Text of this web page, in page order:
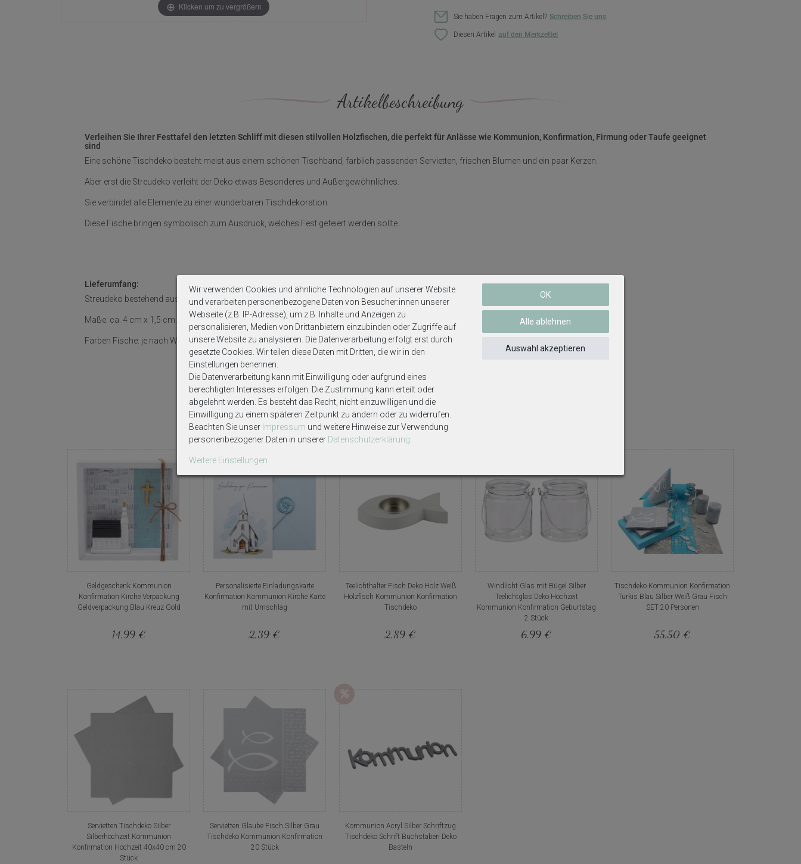
Klicken um zu vergrößern
Sie haben Fragen zum Artikel? Schreiben Sie uns
Diesen Artikel
Artikelbeschreibung
Verleihen Sie Ihrer Festtafel den letzten Schliff mit diesen stilvollen Holzfischen, die perfekt für Anlässe wie Kommunion, Konfirmation, Firmung oder Taufe geeignet
sind
Eine schöne Tischdeko besteht meist aus einem schönen Tischband, farblich passenden Servietten, frischen Blumen und ein paar Kerzen.
Aber erst die Streudeko verleiht der Deko etwas Besonderes und Außergewöhnliches.
Sie verbindet alle Elemente zu einer wunderbaren Tischdekoration.
Diese Fische bringen symbolisch zum Ausdruck, welches Fest gefeiert werden sollte.
Lieferumfang:
Streudeko bestehend aus 16 Holzfischen.
Maße: ca. 4 cm x 1,5 cm.
Farben Fische: je nach Wahl silber oder gold.
Weitere interessante Artikel
Geldgeschenk Kommunion
Konfirmation Kirche Verpackung
Geldverpackung Blau Kreuz Gold
14,99 €
Personalisierte Einladungskarte
Konfirmation Kommunion Kirche Karte
mit Umschlag
2,39 €
Teelichthalter Fisch Deko Holz Weiß
Holzfisch Kommunion Konfirmation
Tischdeko
2,89 €
Windlicht Glas mit Bügel Silber
Teelichtglas Deko Hochzeit
Kommunion Konfirmation Geburtstag
2 Stück
6,99 €
Tischdeko Kommunion Konfirmation
Türkis Blau Silber Weiß Grau Fisch
SET 20 Personen
55,50 €
Servietten Tischdeko Silber
Silberhochzeit Kommunion
Konfirmation Hochzeit 40x40 cm 20
Stück
Servietten Glaube Fisch Silber Grau
Tischdeko Kommunion Konfirmation
20 Stück
Kommunion Acryl Silber Schriftzug
Tischdeko Schrift Buchstaben Deko
Basteln
Wir verwenden Cookies und ähnliche Technologien auf unserer Website
und verarbeiten personenbezogene Daten von Besucher:innen unserer
Webseite (z.B. IP-Adresse), um z.B. Inhalte und Anzeigen zu
personalisieren, Medien von Drittanbietern einzubinden oder Zugriffe auf
unsere Website zu analysieren. Die Datenverarbeitung erfolgt erst durch
gesetzte Cookies. Wir teilen diese Daten mit Dritten, die wir in den
Einstellungen benennen.
Die Datenverarbeitung kann mit Einwilligung oder aufgrund eines
berechtigten Interesses erfolgen. Die Zustimmung kann erteilt oder
abgelehnt werden. Es besteht das Recht, nicht einzuwilligen und die
Einwilligung zu einem späteren Zeitpunkt zu ändern oder zu widerrufen.
Beachten Sie unser Impressum und weitere Hinweise zur Verwendung
personenbezogener Daten in unserer Daten­schutz­erklärung
Weitere Einstellungen
OK
Alle ablehnen
Auswahl akzeptieren